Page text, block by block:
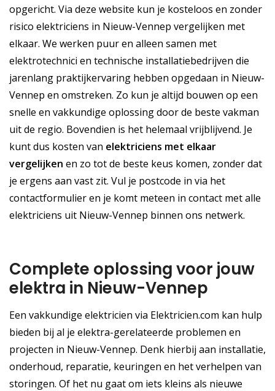
opgericht. Via deze website kun je kosteloos en zonder
risico elektriciens in Nieuw-Vennep vergelijken met
elkaar. We werken puur en alleen samen met
elektrotechnici en technische installatiebedrijven die
jarenlang praktijkervaring hebben opgedaan in Nieuw-
Vennep en omstreken. Zo kun je altijd bouwen op een
snelle en vakkundige oplossing door de beste vakman
uit de regio. Bovendien is het helemaal vrijblijvend. Je
kunt dus kosten van elektriciens met elkaar
vergelijken en zo tot de beste keus komen, zonder dat
je ergens aan vast zit. Vul je postcode in via het
contactformulier en je komt meteen in contact met alle
elektriciens uit Nieuw-Vennep binnen ons netwerk.
Complete oplossing voor jouw
elektra in Nieuw-Vennep
Een vakkundige elektricien via Elektricien.com kan hulp
bieden bij al je elektra-gerelateerde problemen en
projecten in Nieuw-Vennep. Denk hierbij aan installatie,
onderhoud, reparatie, keuringen en het verhelpen van
storingen. Of het nu gaat om iets kleins als nieuwe